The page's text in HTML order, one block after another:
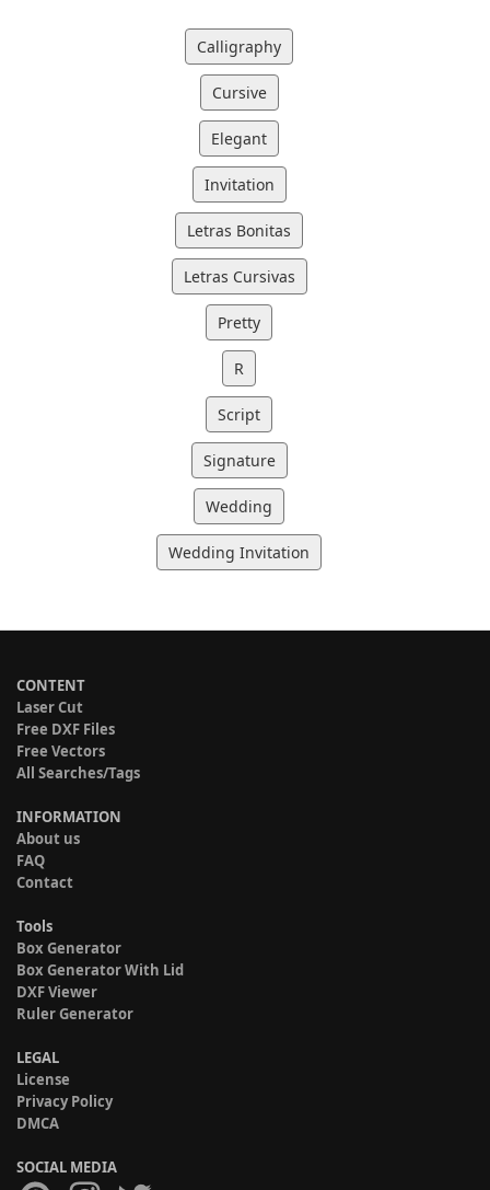
Calligraphy
Cursive
Elegant
Invitation
Letras Bonitas
Letras Cursivas
Pretty
R
Script
Signature
Wedding
Wedding Invitation
CONTENT
Laser Cut
Free DXF Files
Free Vectors
All Searches/Tags
INFORMATION
About us
FAQ
Contact
Tools
Box Generator
Box Generator With Lid
DXF Viewer
Ruler Generator
LEGAL
License
Privacy Policy
DMCA
SOCIAL MEDIA